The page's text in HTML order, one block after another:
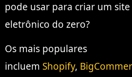
pode usar para criar um
eletrônico do zero?
Os mais populares
incluem Shopify,